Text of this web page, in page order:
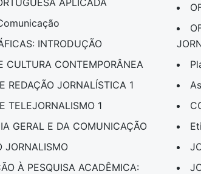
APLICADA
INTRODUÇÃO
CULTURA CONTEMPORÂNEA
REDAÇÃO JORNALÍSTICA 1
TELEJORNALISMO 1
GERAL E DA COMUNICAÇÃO
JORNALISMO
À PESQUISA ACADÊMICA: